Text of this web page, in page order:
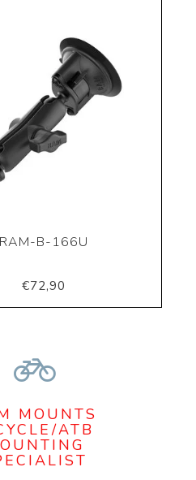
RAM-B-166U
€72,90
MOUNTS
ATB